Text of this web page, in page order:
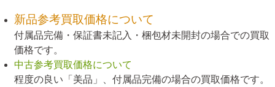
新品参考買取価格について
付属品完備・保証書未記入・梱包材未開封の場合での買取
価格です。
中古参考買取価格について
程度の良い「美品」、付属品完備の場合の買取価格です。